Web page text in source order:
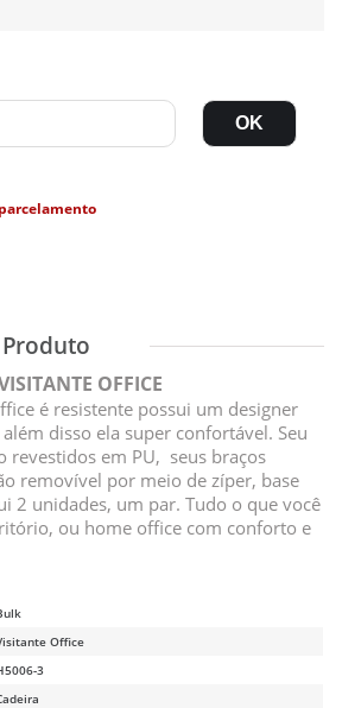
OFFICE
é resistente possui um designer
disso ela super confortável. Seu
revestidos em PU, seus braços
removível por meio de zíper, base
2 unidades, um par. Tudo o que você
ou home office com conforto e
Office
3